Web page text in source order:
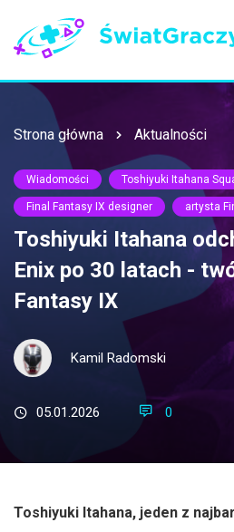
Strona główna Aktualności
Wiadomości Toshiyuki Itahana
Final Fantasy IX designer artysta
Toshiyuki Itahana
Enix po 30 latach -
Fantasy IX
Kamil Radomski
05.01.2026 0
Toshiyuki Itahana, jeden z